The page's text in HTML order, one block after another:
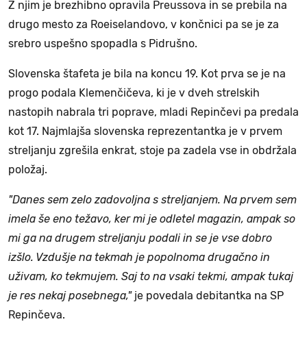
Z njim je brezhibno opravila Preussova in se prebila na
drugo mesto za Roeiselandovo, v končnici pa se je za
srebro uspešno spopadla s Pidrušno.
Slovenska štafeta je bila na koncu 19. Kot prva se je na
progo podala Klemenčičeva, ki je v dveh strelskih
nastopih nabrala tri poprave, mladi Repinčevi pa predala
kot 17. Najmlajša slovenska reprezentantka je v prvem
streljanju zgrešila enkrat, stoje pa zadela vse in obdržala
položaj.
"Danes sem zelo zadovoljna s streljanjem. Na prvem sem
imela še eno težavo, ker mi je odletel magazin, ampak so
mi ga na drugem streljanju podali in se je vse dobro
izšlo. Vzdušje na tekmah je popolnoma drugačno in
uživam, ko tekmujem. Saj to na vsaki tekmi, ampak tukaj
je res nekaj posebnega,"je povedala debitantka na SP
Repinčeva.